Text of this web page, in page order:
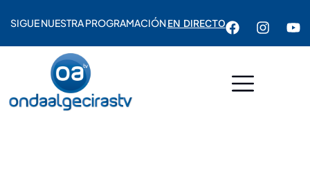
SIGUE NUESTRA PROGRAMACIÓNEN DIRECTO